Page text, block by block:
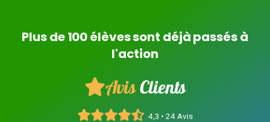
Plus de 100 élèves sont déjà passés à
l'action
AvisClients
4,3 • 24 Avis